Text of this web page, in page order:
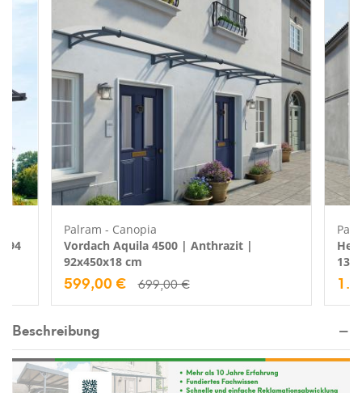
Palram - Canopia
Vordach Aquila 4500 | Anthrazit |
92x450x18 cm
599,00 € 699,00 €
Beschreibung